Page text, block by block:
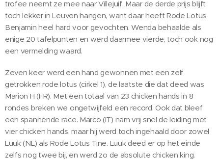
trofee neemt ze mee naar Villejuif. Maar de derde prijs blijft
toch lekker in Leuven hangen, want daar heeft Rode Lotus
Benjamin heel hard voor gevochten. Wenda behaalde als
enige 20 tafelpunten en werd daarmee vierde, toch ook nog
een vermelding waard.
Zeven keer werd een hand gewonnen met een zelf
getrokken rode lotus (cirkel 1), de laatste die dat deed was
Marion H (FR). Met een totaal van 23 chicken hands in 8
rondes breken we ongetwijfeld een record. Ook dat bleef
een spannende race. Marco (IT) nam vrij snel de leiding met
vier chicken hands, maar hij werd toch ingehaald door zowel
Luuk (NL) als Rode Lotus Tine. Luuk deed er op het einde
zelfs nog twee bij, en werd zo de absolute chicken king.